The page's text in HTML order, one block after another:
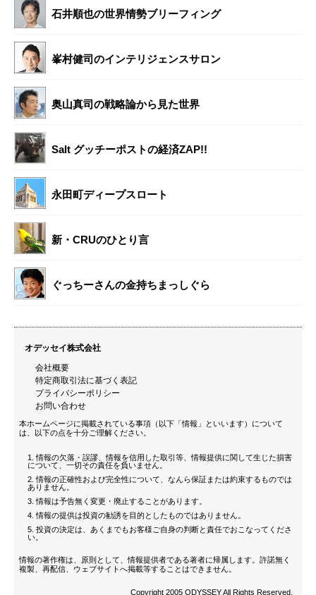
石井順也の世界情勢ブリーフィング
峯村健司のインテリジェンスサロン
奥山真司の戦略論から見た世界
Salt グッチーポストの経済ZAP!!
永田町ディープスロート
新・CRUのひとり言
ぐっちーさんの金持ちまっしぐら
オデッセイ株式会社
会社概要
特定商取引法に基づく表記
プライバシーポリシー
お問い合わせ
本ホームページに掲載されている事項（以下「情報」といいます）について
は、以下の点を十分ご理解ください。
情報の欠落・誤謬、情報を信用した取引等、情報提供に関して生じた損害
について、一切その責任を負いません。
情報の正確性および完全性について、なんら保証または約束するものでは
ありません。
情報は予告無く変更・廃止することがあります。
情報の提供は投資の勧誘を目的としたものではありません。
投資の決定は、あくまでもお客様ご自身の判断と責任でおこなってくださ
い。
情報の著作権は、原則として、情報提供者である著者に帰属します。許諾無く
複製、再配信、ウェブサイトへ掲載等することはできません。
Copyright 2005 ODYSSEY All Rights Reserved.